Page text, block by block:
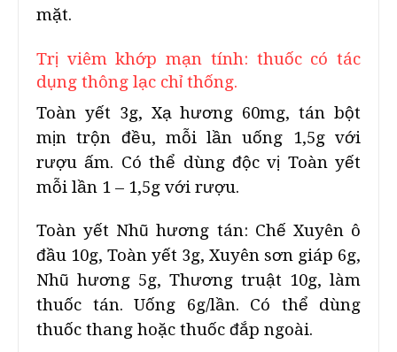
mặt.
Trị viêm khớp mạn tính: thuốc có tác
dụng thông lạc chỉ thống.
Toàn yết 3g, Xạ hương 60mg, tán bột
mịn trộn đều, mỗi lần uống 1,5g với
rượu ấm. Có thể dùng độc vị Toàn yết
mỗi lần 1 – 1,5g với rượu.
Toàn yết Nhũ hương tán: Chế Xuyên ô
đầu 10g, Toàn yết 3g, Xuyên sơn giáp 6g,
Nhũ hương 5g, Thương truật 10g, làm
thuốc tán. Uống 6g/lần. Có thể dùng
thuốc thang hoặc thuốc đắp ngoài.